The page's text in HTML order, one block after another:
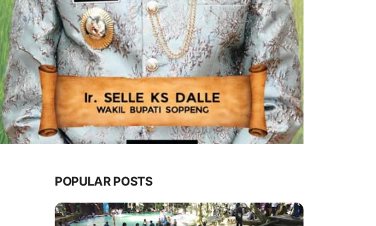
POPULAR POSTS